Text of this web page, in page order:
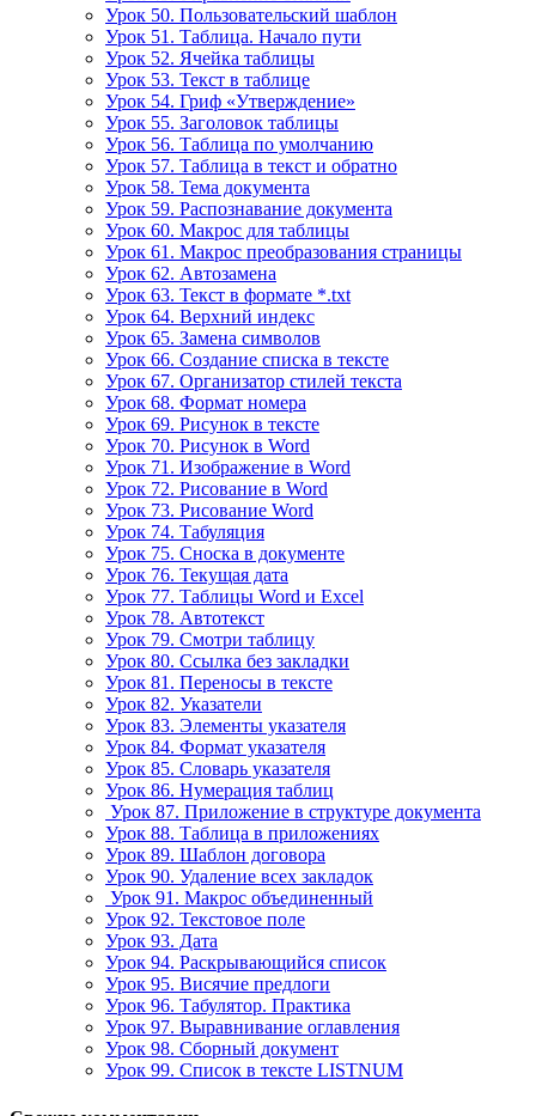
Урок 50. Пользовательский шаблон
Урок 51. Таблица. Начало пути
Урок 52. Ячейка таблицы
Урок 53. Текст в таблице
Урок 54. Гриф «Утверждение»
Урок 55. Заголовок таблицы
Урок 56. Таблица по умолчанию
Урок 57. Таблица в текст и обратно
Урок 58. Тема документа
Урок 59. Распознавание документа
Урок 60. Макрос для таблицы
Урок 61. Макрос преобразования страницы
Урок 62. Автозамена
Урок 63. Текст в формате *.txt
Урок 64. Верхний индекс
Урок 65. Замена символов
Урок 66. Создание списка в тексте
Урок 67. Организатор стилей текста
Урок 68. Формат номера
Урок 69. Рисунок в тексте
Урок 70. Рисунок в Word
Урок 71. Изображение в Word
Урок 72. Рисование в Word
Урок 73. Рисование Word
Урок 74. Табуляция
Урок 75. Сноска в документе
Урок 76. Текущая дата
Урок 77. Таблицы Word и Excel
Урок 78. Автотекст
Урок 79. Смотри таблицу
Урок 80. Ссылка без закладки
Урок 81. Переносы в тексте
Урок 82. Указатели
Урок 83. Элементы указателя
Урок 84. Формат указателя
Урок 85. Словарь указателя
Урок 86. Нумерация таблиц
Урок 87. Приложение в структуре документа
Урок 88. Таблица в приложениях
Урок 89. Шаблон договора
Урок 90. Удаление всех закладок
Урок 91. Макрос объединенный
Урок 92. Текстовое поле
Урок 93. Дата
Урок 94. Раскрывающийся список
Урок 95. Висячие предлоги
Урок 96. Табулятор. Практика
Урок 97. Выравнивание оглавления
Урок 98. Сборный документ
Урок 99. Список в тексте LISTNUM